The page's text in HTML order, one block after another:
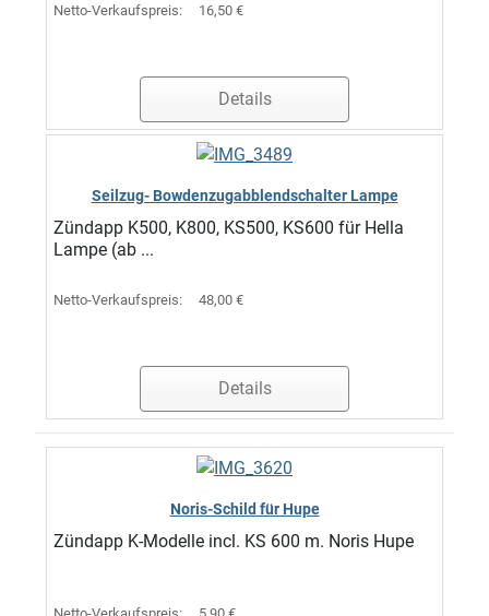
Netto-Verkaufspreis: 16,50 €
Details
Seilzug- Bowdenzugabblendschalter Lampe
Zündapp K500, K800, KS500, KS600 für Hella
Lampe (ab ...
Netto-Verkaufspreis: 48,00 €
Details
Noris-Schild für Hupe
Zündapp K-Modelle incl. KS 600 m. Noris Hupe